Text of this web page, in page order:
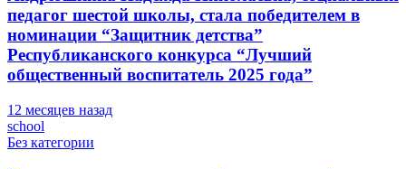
педагог шестой школы, стала победителем в
номинации “Защитник детства”
Республиканского конкурса “Лучший
общественный воспитатель 2025 года”
12 месяцев назад
school
Без категории